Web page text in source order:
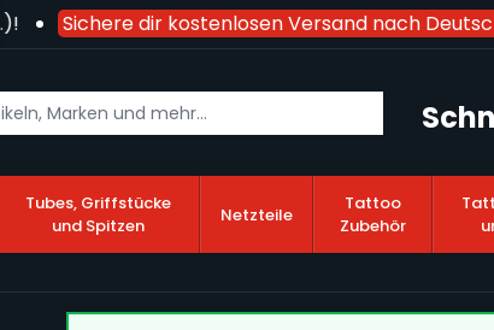
Sichere dir kostenlosen Versand nach
Tubes, Griffstücke
und Spitzen
Netzteile
Tattoo
Zubehör